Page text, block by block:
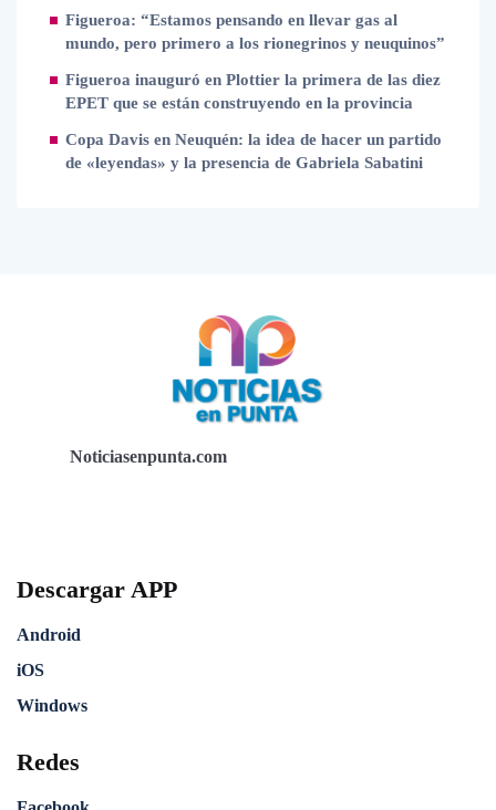
Figueroa: “Estamos pensando en llevar gas al
mundo, pero primero a los rionegrinos y neuquinos”
Figueroa inauguró en Plottier la primera de las diez
EPET que se están construyendo en la provincia
Copa Davis en Neuquén: la idea de hacer un partido
de «leyendas» y la presencia de Gabriela Sabatini
Noticiasenpunta.com
Descargar APP
Android
iOS
Windows
Redes